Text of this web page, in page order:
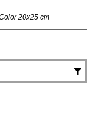
20x25 cm